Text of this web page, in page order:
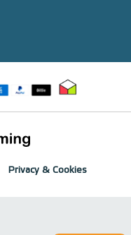
Privacy & Cookies